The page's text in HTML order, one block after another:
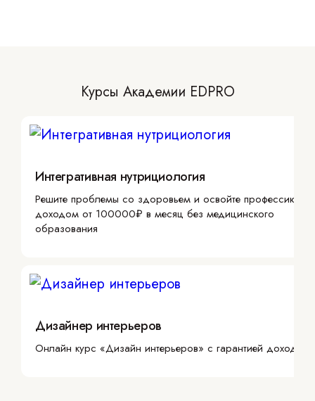
Курсы Академии EDPRO
Интегративная нутрициология
Решите проблемы со здоровьем и освойте профессию с
доходом от 100000₽ в месяц без медицинского
образования
Дизайнер интерьеров
Онлайн курс «Дизайн интерьеров» с гарантией дохода